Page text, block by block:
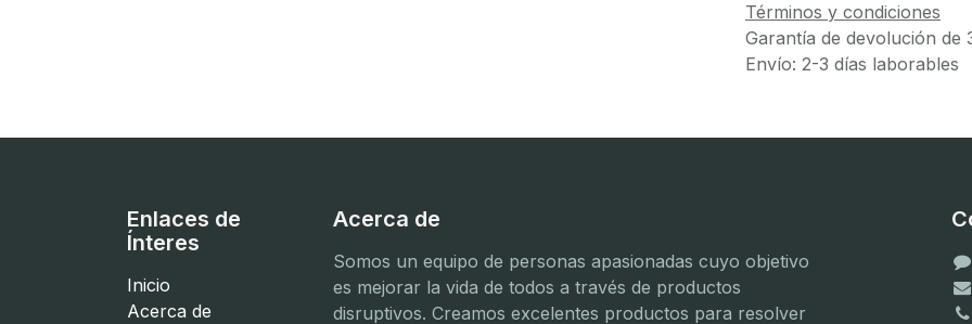
Términos y condiciones
Garantía de devolución de
Envío: 2-3 días laborables
Enlaces de
Ínteres
Inicio
Acerca de
Acerca de
Somos un equipo de personas apasionadas cuyo objetivo
es mejorar la vida de todos a través de productos
disruptivos. Creamos excelentes productos para resolver